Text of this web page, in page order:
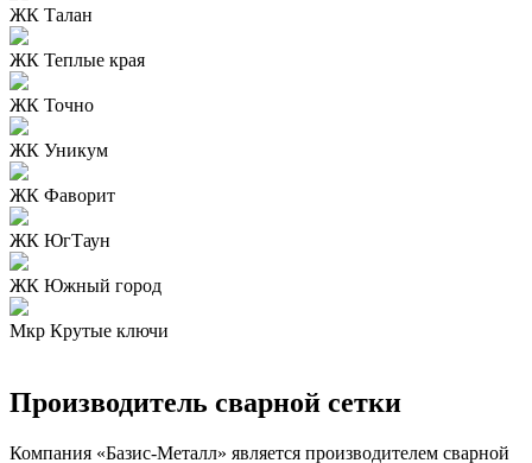
ЖК Талан
ЖК Теплые края
ЖК Точно
ЖК Уникум
ЖК Фаворит
ЖК ЮгТаун
ЖК Южный город
Мкр Крутые ключи
Производитель сварной сетки
Компания «Базис-Металл» является производителем сварной